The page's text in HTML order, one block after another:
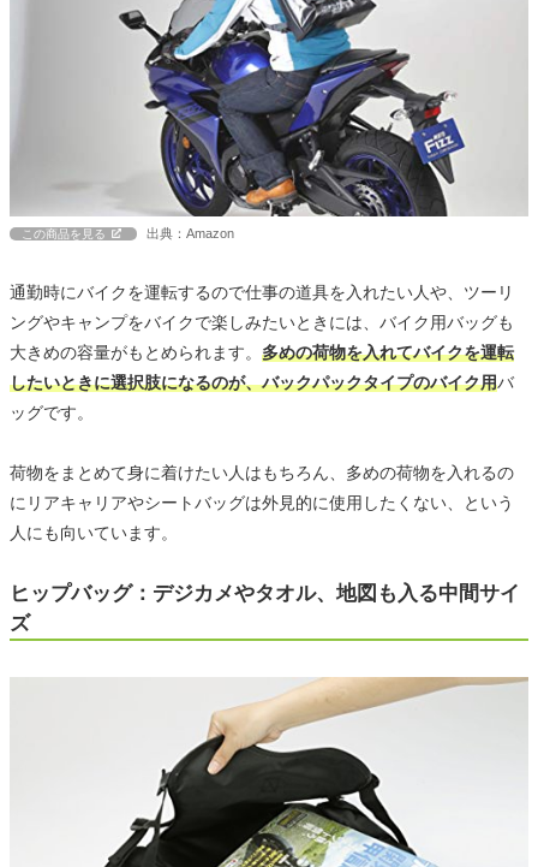
この商品を見る 出典：Amazon
通勤時にバイクを運転するので仕事の道具を入れたい人や、ツーリ
ングやキャンプをバイクで楽しみたいときには、バイク用バッグも
大きめの容量がもとめられます。 多めの荷物を入れてバイクを運転
したいときに選択肢になるのが、バックパックタイプのバイク用バ
ッグです。
荷物をまとめて身に着けたい人はもちろん、多めの荷物を入れるの
にリアキャリアやシートバッグは外見的に使用したくない、という
人にも向いています。
ヒップバッグ：デジカメやタオル、地図も入る中間サイ
ズ